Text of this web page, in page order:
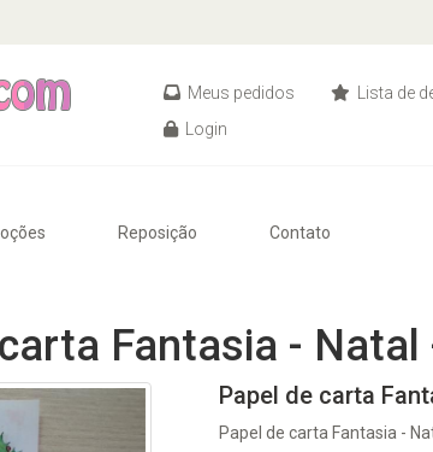
Meus pedidos Lista de
Login
Reposição Contato
Fantasia - Natal
Papel de carta
Papel de carta Fantasia -